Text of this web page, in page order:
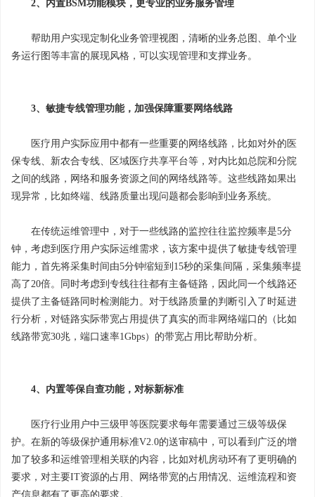
2、内置BSM功能模块，更专业的业务服务管理
帮助用户实现定制化业务管理视图，清晰的业务总图、单个业
务运行图等丰富的展现风格，可以实现管理和支撑业务。
3、敏捷专线管理功能，加强保障重要网络线路
医疗用户实际应用中都有一些重要的网络线路，比如对外的医
保专线、新农合专线、区域医疗共享平台等，对内比如总院和分院
之间的线路，网络和服务资源之间的网络线路等。这些线路如果出
现异常，比如终端、线路质量出现问题都会影响到业务系统。
在传统运维管理中，对于一些线路的监控往往监控频率是5分
钟，考虑到医疗用户实际运维需求，该方案中提供了敏捷专线管理
能力，首先将采集时间由5分钟缩短到15秒的采集间隔，采集频率提
高了20倍。同时考虑到专线往往都有主备链路，因此同一个线路还
提供了主备链路同时检测能力。对于线路质量的判断引入了时延进
行分析，对链路实际带宽占用提供了真实的而非网络端口的（比如
线路带宽30兆，端口速率1Gbps）的带宽占用比帮助分析。
4、内置等保自查功能，对标新标准
医疗行业用户中三级甲等医院要求每年需要通过三级等级保
护。在新的等级保护通用标准V2.0的送审稿中，可以看到广泛的增
加了较多和运维管理相关联的内容，比如对机房动环有了更明确的
要求，对主要IT资源的占用、网络带宽的占用情况、运维流程和资
产信息都有了更高的要求。